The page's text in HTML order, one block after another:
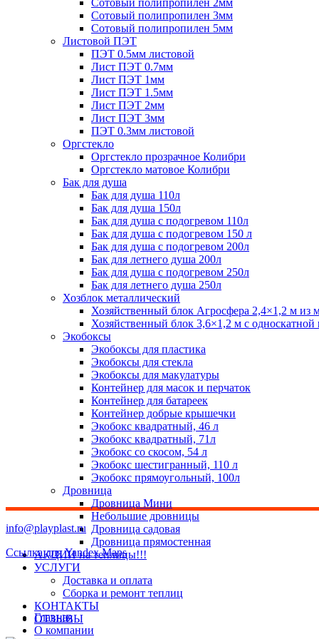
Сотовый полипропилен 2мм
Сотовый полипропилен 3мм
Сотовый полипропилен 5мм
Листовой ПЭТ
ПЭТ 0.5мм листовой
Лист ПЭТ 0.7мм
Лист ПЭТ 1мм
Лист ПЭТ 1.5мм
Лист ПЭТ 2мм
Лист ПЭТ 3мм
ПЭТ 0.3мм листовой
Оргстекло
Оргстекло прозрачное Колибри
Оргстекло матовое Колибри
Бак для душа
Бак для душа 110л
Бак для душа 150л
Бак для душа с подогревом 110л
Бак для душа с подогревом 150 л
Бак для душа с подогревом 200л
Бак для летнего душа 200л
Бак для душа с подогревом 250л
Бак для летнего душа 250л
Хозблок металлический
Хозяйственный блок Агросфера 2,4×1,2 м из
Хозяйственный блок 3,6×1,2 м с
Экобоксы
Экобоксы для пластика
Экобоксы для стекла
Экобоксы для макулатуры
Контейнер для масок и перчаток
Контейнер для батареек
Контейнер добрые крышечки
Экобокс квадратный, 46 л
Экобокс квадратный, 71л
Экобокс со скосом, 54 л
Экобокс шестигранный, 110 л
Экобокс прямоугольный, 100л
Дровница
Дровница Мини
Небольшие дровницы
Дровница садовая
Дровница прямостенная
АКЦИИ на теплицы!!!
УСЛУГИ
Доставка и оплата
Сборка и ремонт теплиц
КОНТАКТЫ
ОТЗЫВЫ
info@playplast.ru
Ссылка для Yandex Maps
Главная
О компании